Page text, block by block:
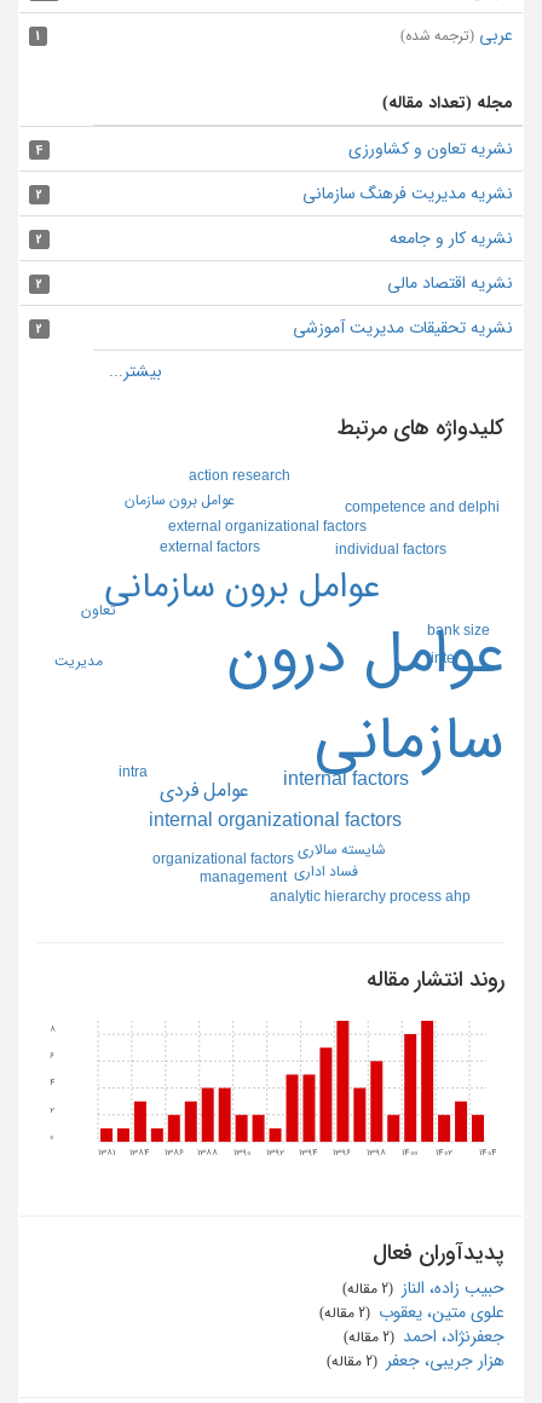
عربی (ترجمه شده)
مجله (تعداد مقاله)
نشریه تعاون و کشاورزی 4
نشریه مدیریت فرهنگ سازمانی
نشریه کار و جامعه
نشریه اقتصاد مالی
نشریه تحقیقات مدیریت آموزشی
کلیدواژه های مرتبط
عوامل درون
سازماني
عوامل برون سازماني
عوامل فردي
internal factors
internal organizational factors
external factors
external organizational factors
intra
organizational factors
شايسته سالاري
فساد اداري
individual factors
inter
management
تعاون
عوامل برون سازمان
مديريت
action research
analytic hierarchy process ahp
bank size
competence and delphi
روند انتشار مقاله
1381 1384 1386 1388 1390 1392 1394 1396 1398 1400 1402 1404
8
پدیدآوران فعال
حبیب زاده، الناز
علوی متین، یعقوب
جعفرنژاد، احمد
هزار جریبی، جعفر